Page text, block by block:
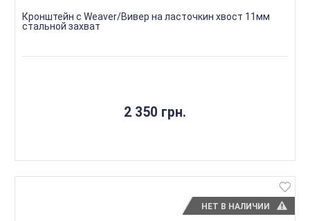
Кронштейн с Weaver/Вивер на ласточкин хвост 11мм
стальной захват
2 350 грн.
НЕТ В НАЛИЧИИ